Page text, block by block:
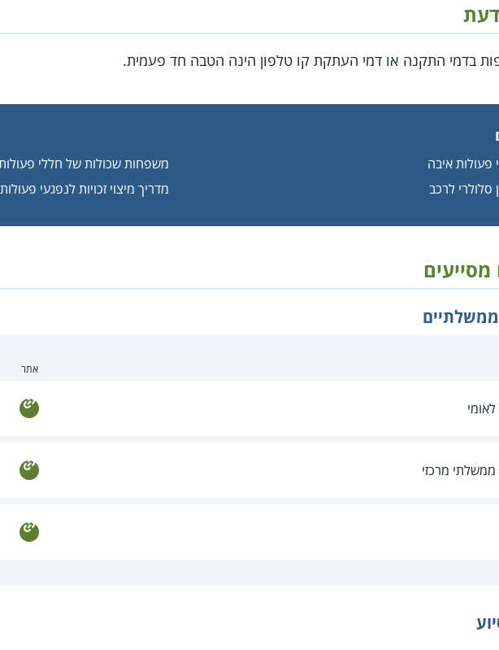
בדמי התקנה או דמי העתקת קו טלפון הינה הטבה חד פעמית.
פעולות איבה
משפחות שכולות של חללי
סלולרי לרכב
מדריך מיצוי זכויות לנפגעי
מסייעים
אתר
מרכזי